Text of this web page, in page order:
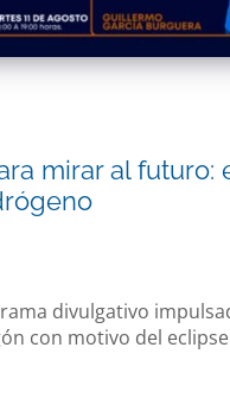
mirar al futuro:
divulgativo
con motivo del